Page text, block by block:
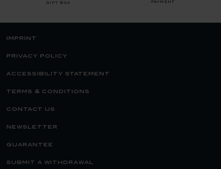
gift box
payment
imprint
privacy policy
accessibility statement
terms & conditions
contact us
newsletter
guarantee
submit a withdrawal